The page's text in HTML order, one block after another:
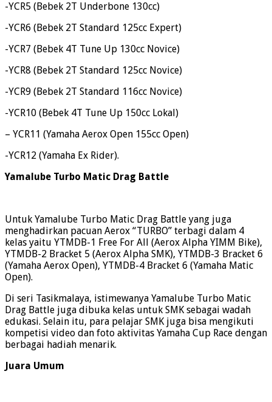
-YCR5 (Bebek 2T Underbone 130cc)
-YCR6 (Bebek 2T Standard 125cc Expert)
-YCR7 (Bebek 4T Tune Up 130cc Novice)
-YCR8 (Bebek 2T Standard 125cc Novice)
-YCR9 (Bebek 2T Standard 116cc Novice)
-YCR10 (Bebek 4T Tune Up 150cc Lokal)
– YCR11 (Yamaha Aerox Open 155cc Open)
-YCR12 (Yamaha Ex Rider).
Yamalube Turbo Matic Drag Battle
Untuk Yamalube Turbo Matic Drag Battle yang juga
menghadirkan pacuan Aerox “TURBO” terbagi dalam 4
kelas yaitu YTMDB-1 Free For All (Aerox Alpha YIMM Bike),
YTMDB-2 Bracket 5 (Aerox Alpha SMK), YTMDB-3 Bracket 6
(Yamaha Aerox Open), YTMDB-4 Bracket 6 (Yamaha Matic
Open).
Di seri Tasikmalaya, istimewanya Yamalube Turbo Matic
Drag Battle juga dibuka kelas untuk SMK sebagai wadah
edukasi. Selain itu, para pelajar SMK juga bisa mengikuti
kompetisi video dan foto aktivitas Yamaha Cup Race dengan
berbagai hadiah menarik.
Juara Umum